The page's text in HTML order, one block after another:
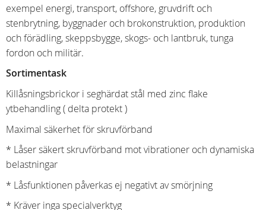
exempel energi, transport, offshore, gruvdrift och
stenbrytning, byggnader och brokonstruktion, produktion
och förädling, skeppsbygge, skogs- och lantbruk, tunga
fordon och militär.
Sortimentask
Killåsningsbrickor i seghärdat stål med zinc flake
ytbehandling ( delta protekt )
Maximal säkerhet för skruvförband
* Låser säkert skruvförband mot vibrationer och dynamiska
belastningar
* Låsfunktionen påverkas ej negativt av smörjning
* Kräver inga specialverktyg